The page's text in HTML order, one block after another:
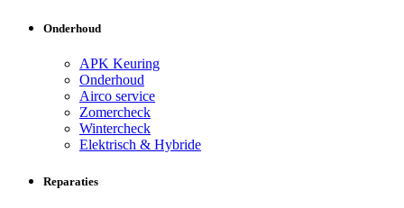
Onderhoud
APK Keuring
Onderhoud
Airco service
Zomercheck
Wintercheck
Elektrisch & Hybride
Reparaties